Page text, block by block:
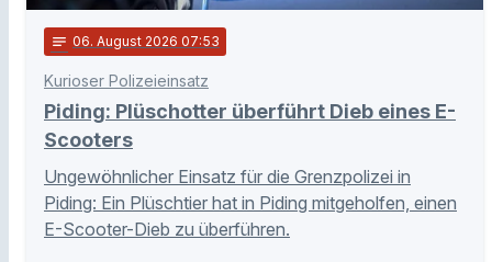
notes 06. August 2026 07:53
Kurioser Polizeieinsatz
Piding: Plüschotter überführt Dieb eines E-
Scooters
Ungewöhnlicher Einsatz für die Grenzpolizei in
Piding: Ein Plüschtier hat in Piding mitgeholfen, einen
E-Scooter-Dieb zu überführen.